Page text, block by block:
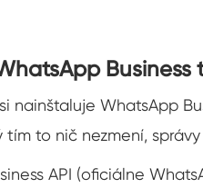
Business
nainštaluje WhatsApp
tím to nič nezmení,
API (oficiálne